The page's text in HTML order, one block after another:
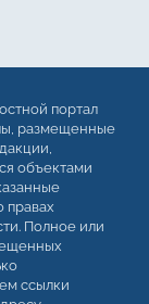
портал
размещенные
объектами
правах
Полное или
ссылки